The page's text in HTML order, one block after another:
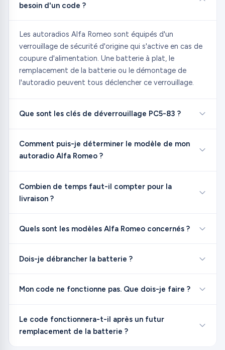
besoin d'un code ?
Les autoradios Alfa Romeo sont équipés d'un
verrouillage de sécurité d'origine qui s'active en cas de
coupure d'alimentation. Une batterie à plat, le
remplacement de la batterie ou le démontage de
l'autoradio peuvent tous déclencher ce verrouillage.
Que sont les clés de déverrouillage PC5-83 ?
Comment puis-je déterminer le modèle de mon
autoradio Alfa Romeo ?
Combien de temps faut-il compter pour la
livraison ?
Quels sont les modèles Alfa Romeo concernés ?
Dois-je débrancher la batterie ?
Mon code ne fonctionne pas. Que dois-je faire ?
Le code fonctionnera-t-il après un futur
remplacement de la batterie ?